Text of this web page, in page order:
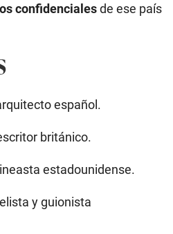
confidencialesde ese país
español.
británico.
estadounidense.
y guionista